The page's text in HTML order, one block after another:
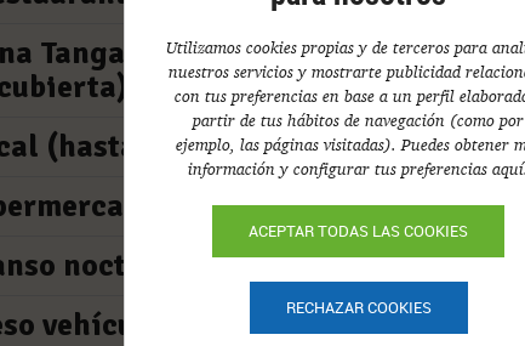
Tanganica
(hasta 13 octubre)
nocturno
vehículos
Utilizamos cookies propias y de terceros para
nuestros servicios y mostrarte publicidad
con tus preferencias en base a un perfil
partir de tus hábitos de navegación (como por
ejemplo, las páginas visitadas). Puedes obtener
información y configurar tus preferencias aquí.
ACEPTAR TODAS LAS COOKIES
RECHAZAR COOKIES